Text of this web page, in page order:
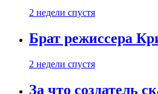
2 недели спустя
Брат режиссера
2 недели спустя
За что создатель